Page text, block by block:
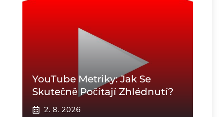
YouTube Metriky: Jak Se
Skutečně Počítají Zhlédnutí?
2. 8. 2026